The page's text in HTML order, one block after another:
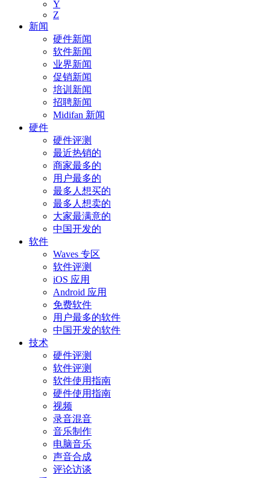
Y
Z
新闻
硬件新闻
软件新闻
业界新闻
促销新闻
培训新闻
招聘新闻
Midifan 新闻
硬件
硬件评测
最近热销的
商家最多的
用户最多的
最多人想买的
最多人想卖的
大家最满意的
中国开发的
软件
Waves 专区
软件评测
iOS 应用
Android 应用
免费软件
用户最多的软件
中国开发的软件
技术
硬件评测
软件评测
软件使用指南
硬件使用指南
视频
录音混音
音乐制作
电脑音乐
声音合成
评论访谈